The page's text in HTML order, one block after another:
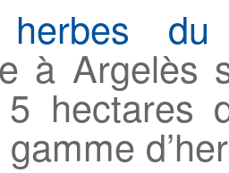
du
à Argelès
hectares